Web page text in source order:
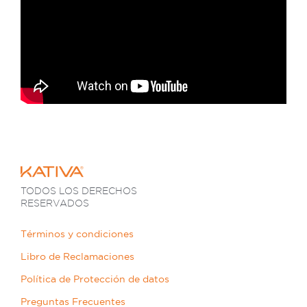
TODOS LOS DERECHOS
RESERVADOS
Términos y condiciones
Libro de Reclamaciones
Política de Protección de datos
Preguntas Frecuentes